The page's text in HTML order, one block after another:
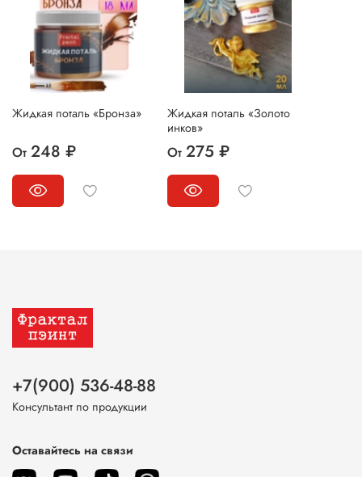
Жидкая поталь «Бронза»
От 248 ₽
Жидкая поталь «Золото
инков»
От 275 ₽
+7(900) 536-48-88
Консультант по продукции
Оставайтесь на связи